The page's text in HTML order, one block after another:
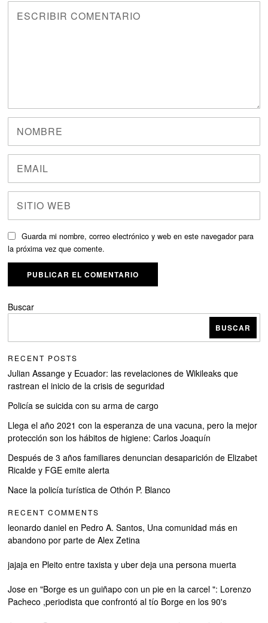
Guarda mi nombre, correo electrónico y web en este navegador para
la próxima vez que comente.
Buscar
BUSCAR
RECENT POSTS
Julian Assange y Ecuador: las revelaciones de Wikileaks que
rastrean el inicio de la crisis de seguridad
Policía se suicida con su arma de cargo
Llega el año 2021 con la esperanza de una vacuna, pero la mejor
protección son los hábitos de higiene: Carlos Joaquín
Después de 3 años familiares denuncian desaparición de Elizabet
Ricalde y FGE emite alerta
Nace la policía turística de Othón P. Blanco
RECENT COMMENTS
leonardo daniel en Pedro A. Santos, Una comunidad más en
abandono por parte de Alex Zetina
jajaja en Pleito entre taxista y uber deja una persona muerta
Jose en"Borge es un guiñapo con un pie en la carcel ": Lorenzo
Pacheco ,periodista que confrontó al tío Borge en los 90's